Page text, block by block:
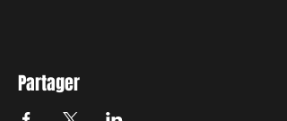
Partager